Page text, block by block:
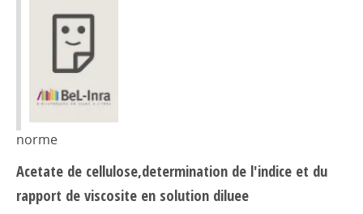
norme
Acetate de cellulose,determination de l'indice et du
rapport de viscosite en solution diluee